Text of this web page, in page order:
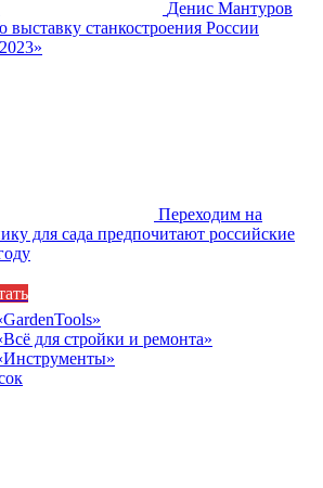
Денис Мантуров
станкостроения России
Переходим на
для сада предпочитают российские
для стройки и ремонта»